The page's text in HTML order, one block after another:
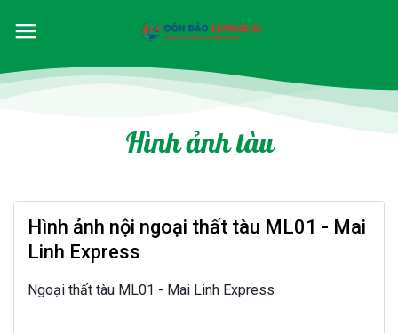
Hình ảnh tàu
Hình ảnh nội ngoại thất tàu ML01 - Mai
Linh Express
Ngoại thất tàu ML01 - Mai Linh Express